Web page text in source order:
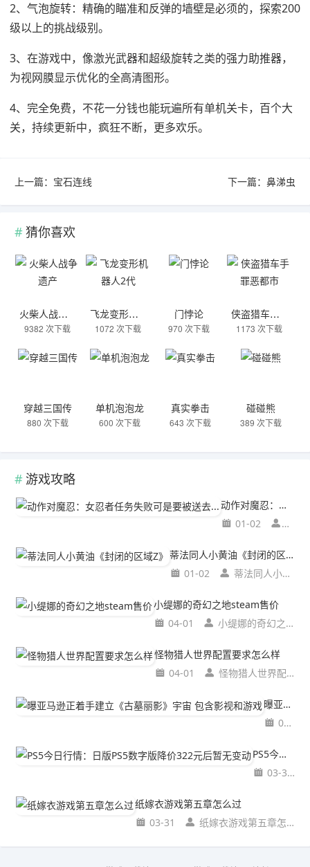
2、气泡旋转：精确的瞄准和反弹的墙壁是必须的，探索200
级以上的挑战级别。
3、在游戏中，像激光武器和超级旋转之类的强力助推器，
为视网膜显示优化的全高清图形。
4、完全免费，不花一分钱也能玩遍所有单机关卡，百个大
关，持续更新中，疯狂不断，更多欢乐。
上一篇： 宝石连线 下一篇： 鼻涕虫
猜你喜欢
火柴人战争遗产
9382 次下载
飞龙变形机器人2代
1072 次下载
门悖论
970 次下载
侠盗猎车手罪恶都市
1173 次下载
穿越三国传
880 次下载
单机泡泡龙
600 次下载
真实拳击
643 次下载
碰碰熊
389 次下载
游戏攻略
动作对魔忍：女忍者任务失败可是要被送去...
01-02
动作
蒂法同人小黄油《封闭的区域Z》
01-02
蒂法同人小黄油《封闭的区域Z》
小缇娜的奇幻之地steam售价
04-01
小缇娜的奇幻之地steam售价
怪物猎人世界配置要求怎么样
04-01
怪物猎人世界配置要求怎么样
曝亚马逊正着手建立《古墓丽影》宇宙 包含影视和游戏
03-31
PS5今日行情：日版PS5数字版降价322元后暂无变动
03-31
纸嫁衣游戏第五章怎么过
03-31
纸嫁衣游戏第五章怎么过